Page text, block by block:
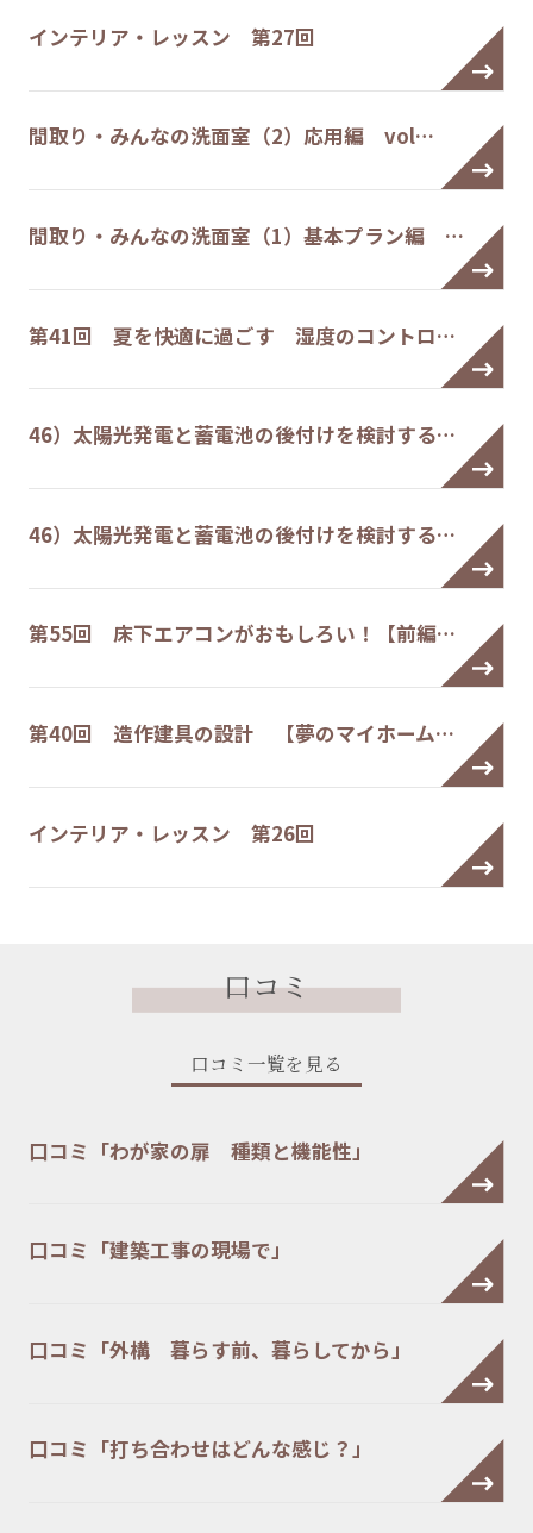
インテリア・レッスン 第27回
間取り・みんなの洗面室（2）応用編 vol…
間取り・みんなの洗面室（1）基本プラン編 …
第41回 夏を快適に過ごす 湿度のコントロ…
46）太陽光発電と蓄電池の後付けを検討する…
46）太陽光発電と蓄電池の後付けを検討する…
第55回 床下エアコンがおもしろい！【前編…
第40回 造作建具の設計 【夢のマイホーム…
インテリア・レッスン 第26回
口コミ
口コミ一覧を見る
口コミ「わが家の扉 種類と機能性」
口コミ「建築工事の現場で」
口コミ「外構 暮らす前、暮らしてから」
口コミ「打ち合わせはどんな感じ？」